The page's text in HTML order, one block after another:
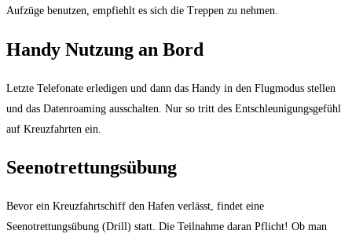
Aufzüge benutzen, empfiehlt es sich die Treppen zu nehmen.
Handy Nutzung an Bord
Letzte Telefonate erledigen und dann das Handy in den Flugmodus stellen
und das Datenroaming ausschalten. Nur so tritt des Entschleunigungsgefühl
auf Kreuzfahrten ein.
Seenotrettungsübung
Bevor ein Kreuzfahrtschiff den Hafen verlässt, findet eine
Seenotrettungsübung (Drill) statt. Die Teilnahme daran Pflicht! Ob man